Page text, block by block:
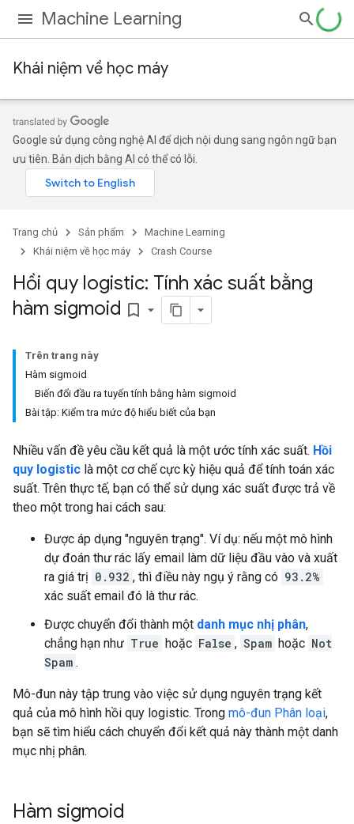
Machine Learning
Khái niệm về học máy
Google sử dụng công nghệ AI để dịch nội dung sang ngôn ngữ bạn
ưu tiên. Bản dịch bằng AI có thể có lỗi.
Trang chủ Sản phẩm
Machine Learning
Khái niệm về học máy
Crash Course
Hồi quy logistic: Tính xác suất bằng
hàm sigmoid bookmark_border
Trên trang này
Hàm sigmoid
Biến đổi đầu ra tuyến tính bằng hàm sigmoid
Bài tập: Kiểm tra mức độ hiểu biết của bạn
Nhiều vấn đề yêu cầu kết quả là một ước tính xác suất. Hồi
quy logistic là một cơ chế cực kỳ hiệu quả để tính toán xác
suất. Trên thực tế, bạn có thể sử dụng xác suất được trả về
theo một trong hai cách sau:
Được áp dụng "nguyên trạng". Ví dụ: nếu một mô hình
dự đoán thư rác lấy email làm dữ liệu đầu vào và xuất
ra giá trị 0.932 , thì điều này ngụ ý rằng có 93.2%
xác suất email đó là thư rác.
Được chuyển đổi thành một danh mục nhị phân,
chẳng hạn như True hoặc False , Spam hoặc Not
Spam .
Mô-đun này tập trung vào việc sử dụng nguyên trạng kết
quả của mô hình hồi quy logistic. Trong mô-đun Phân loại,
bạn sẽ tìm hiểu cách chuyển đổi kết quả này thành một danh
mục nhị phân.
Hàm sigmoid